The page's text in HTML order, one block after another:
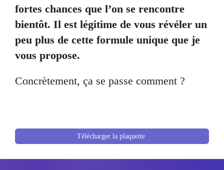
fortes chances que l’on se rencontre
bientôt. Il est légitime de vous révéler un
peu plus de cette formule unique que je
vous propose.
Concrètement, ça se passe comment ?
Télécharger la plaquette